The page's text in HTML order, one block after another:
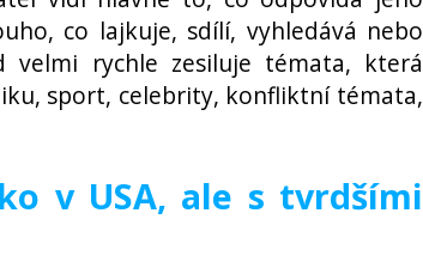
co lajkuje, sdílí, vyhledává nebo
rychle zesiluje témata, která
sport, celebrity, konfliktní témata,
v USA, ale s tvrdšími